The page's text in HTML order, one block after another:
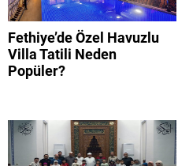
Fethiye’de Özel Havuzlu
Villa Tatili Neden
Popüler?